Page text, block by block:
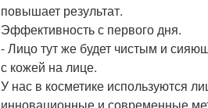
повышает результат.
Эффективность с первого дня.
- Лицо тут же будет чистым и
с кожей на лице.
У нас в косметике используются